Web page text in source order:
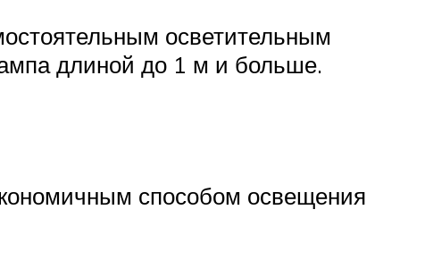
осветительным
длиной до 1 м и больше.
способом освещения